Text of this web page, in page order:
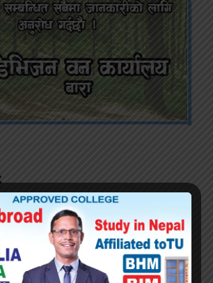
रुपैयाँको सामान किन्दा ग्राहकले जिते १०
बम्पर उपहार
अघि